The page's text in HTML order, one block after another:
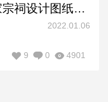
岭南祠堂设计效果图，客家宗祠设计图纸，广东福建潮汕祠堂设计
2022.01.06
4901
0
9